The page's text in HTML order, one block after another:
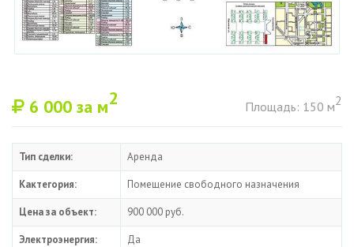
6 000 за м2 Площадь: 150 м2
Тип сделки: Аренда
Кактегория: Помещение свободного назначения
Цена за объект: 900 000 руб.
Электроэнергия: Да